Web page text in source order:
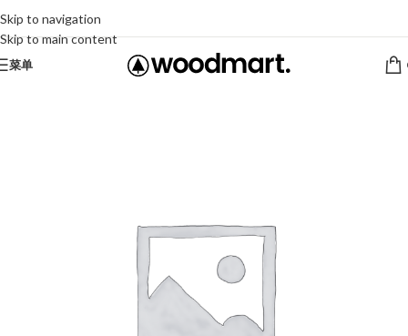
Skip to navigation
Skip to main content
菜单